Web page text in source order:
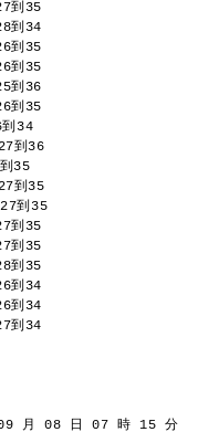
到35
到34
到35
到35
到36
到35
到34
到36
到35
到35
27到35
到35
到35
到35
到34
到34
到34
月 08 日 07 時 15 分